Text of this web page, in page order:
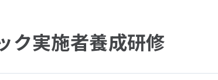
ク実施者養成研修